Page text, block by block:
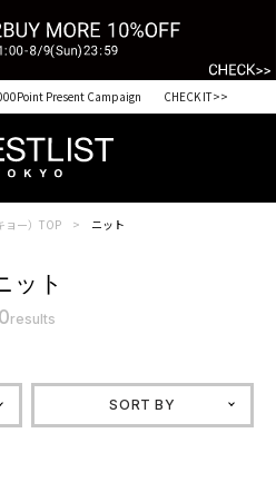
1000Point Present Campaign CHECK IT>>
ョー）TOP ニット
ット
0results
SORT BY